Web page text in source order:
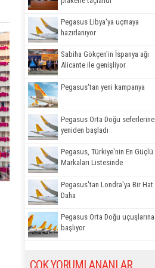
Pegasus Libya'ya uçmaya
hazırlanıyor
Sabiha Gökçen'in İspanya ağı
Alicante ile genişliyor
Pegasus'tan yeni kampanya
Pegasus Orta Doğu seferlerine
yeniden başladı
Pegasus, Türkiye'nin En Güçlü
Markaları Listesinde
Pegasus'tan Londra'ya Bir Hat
Daha
Pegasus Orta Doğu uçuşlarına
başlıyor